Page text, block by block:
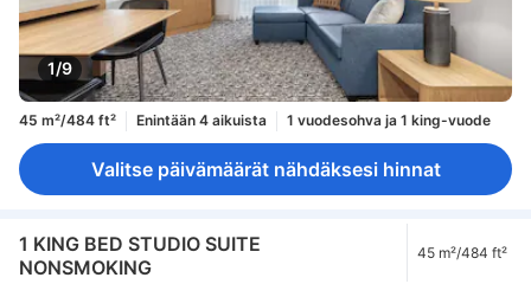
1/9
45 m²/484 ft² Enintään 4 aikuista 1 vuodesohva ja 1 king-vuode
Valitse päivämäärät nähdäksesi hinnat
1 KING BED STUDIO SUITE
NONSMOKING
45 m²/484 ft²